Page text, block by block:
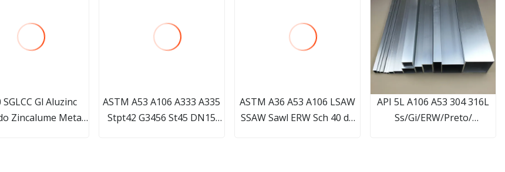
SGLCC Gl Aluzinc
Zincalume Metal
ASTM A53 A106 A333 A335
Stpt42 G3456 St45 DN15
ASTM A36 A53 A106 LSAW
SSAW Sawl ERW Sch 40 de
API 5L A106 A53 304 316L
Ss/Gi/ERW/Preto/